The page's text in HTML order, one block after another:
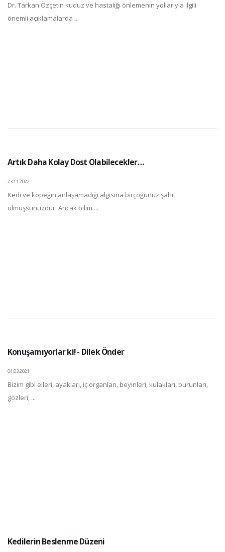
Dr. Tarkan Özçetin kuduz ve hastalığı önlemenin yollarıyla ilgili
önemli açıklamalarda ...
Artık Daha Kolay Dost Olabilecekler…
23.11.2022
Kedi ve köpeğin anlaşamadığı algısına birçoğunuz şahit
olmuşsunuzdur. Ancak bilim ...
Konuşamıyorlar ki! - Dilek Önder
04.03.2021
Bizim gibi elleri, ayakları, iç organları, beyinleri, kulakları, burunları,
gözleri, ...
Kedilerin Beslenme Düzeni